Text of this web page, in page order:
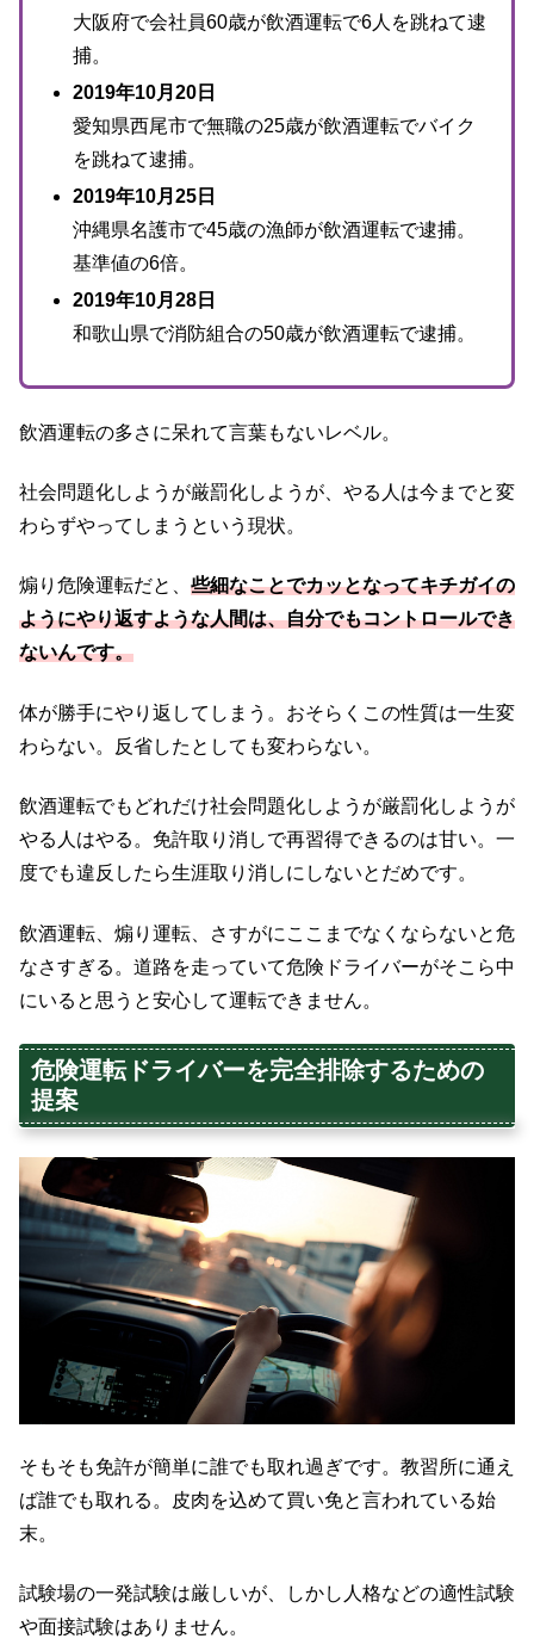
大阪府で会社員60歳が飲酒運転で6人を跳ねて逮
捕。
2019年10月20日
愛知県西尾市で無職の25歳が飲酒運転でバイク
を跳ねて逮捕。
2019年10月25日
沖縄県名護市で45歳の漁師が飲酒運転で逮捕。
基準値の6倍。
2019年10月28日
和歌山県で消防組合の50歳が飲酒運転で逮捕。
飲酒運転の多さに呆れて言葉もないレベル。
社会問題化しようが厳罰化しようが、やる人は今までと変
わらずやってしまうという現状。
煽り危険運転だと、 些細なことでカッとなってキチガイの
ようにやり返すような人間は、自分でもコントロールでき
ないんです。
体が勝手にやり返してしまう。おそらくこの性質は一生変
わらない。反省したとしても変わらない。
飲酒運転でもどれだけ社会問題化しようが厳罰化しようが
やる人はやる。免許取り消しで再習得できるのは甘い。一
度でも違反したら生涯取り消しにしないとだめです。
飲酒運転、煽り運転、さすがにここまでなくならないと危
なさすぎる。道路を走っていて危険ドライバーがそこら中
にいると思うと安心して運転できません。
危険運転ドライバーを完全排除するための
提案
そもそも免許が簡単に誰でも取れ過ぎです。教習所に通え
ば誰でも取れる。皮肉を込めて買い免と言われている始
末。
試験場の一発試験は厳しいが、しかし人格などの適性試験
や面接試験はありません。